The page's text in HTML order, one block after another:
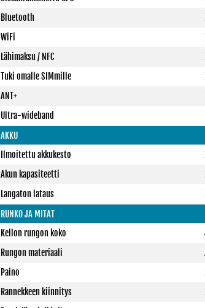
Bluetooth
WiFi
Lähimaksu / NFC
Tuki omalle SIMmille
ANT+
Ultra-wideband
AKKU
Ilmoitettu akkukesto
Akun kapasiteetti
Langaton lataus
RUNKO JA MITAT
Kellon rungon koko
Rungon materiaali
Paino
Rannekkeen kiinnitys